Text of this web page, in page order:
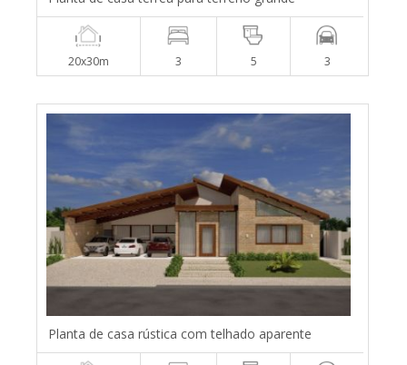
20x30m 3 5 3
Planta de casa rústica com telhado aparente